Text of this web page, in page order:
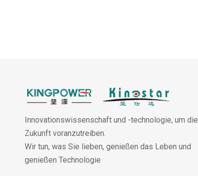
Innovationswissenschaft und -technologie, um die
Zukunft voranzutreiben.
Wir tun, was Sie lieben, genießen das Leben und
genießen Technologie